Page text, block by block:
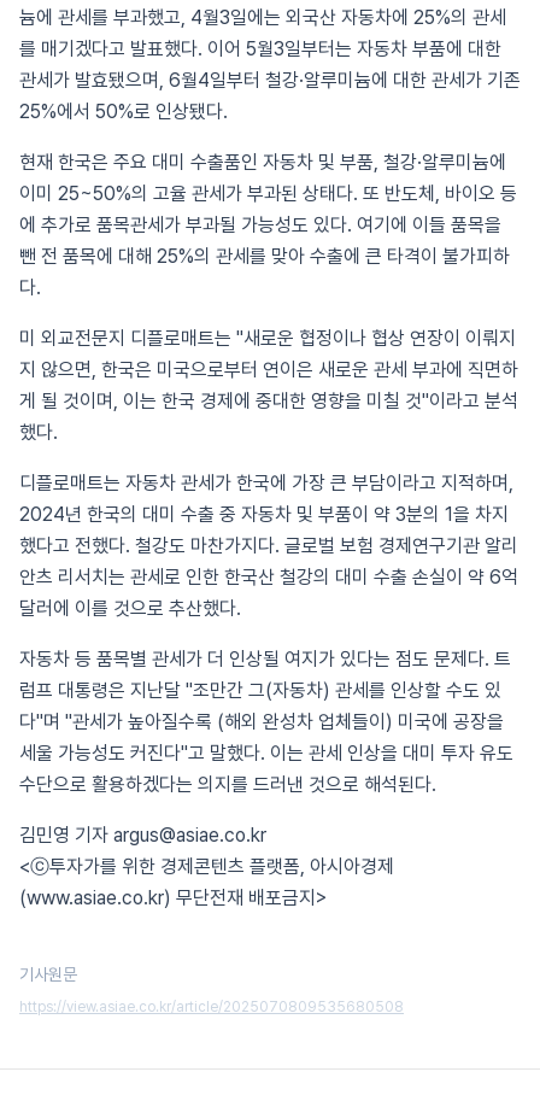
늄에 관세를 부과했고, 4월3일에는 외국산 자동차에 25%의 관세
를 매기겠다고 발표했다. 이어 5월3일부터는 자동차 부품에 대한
관세가 발효됐으며, 6월4일부터 철강·알루미늄에 대한 관세가 기존
25%에서 50%로 인상됐다.
현재 한국은 주요 대미 수출품인 자동차 및 부품, 철강·알루미늄에
이미 25~50%의 고율 관세가 부과된 상태다. 또 반도체, 바이오 등
에 추가로 품목관세가 부과될 가능성도 있다. 여기에 이들 품목을
뺀 전 품목에 대해 25%의 관세를 맞아 수출에 큰 타격이 불가피하
다.
미 외교전문지 디플로매트는 "새로운 협정이나 협상 연장이 이뤄지
지 않으면, 한국은 미국으로부터 연이은 새로운 관세 부과에 직면하
게 될 것이며, 이는 한국 경제에 중대한 영향을 미칠 것"이라고 분석
했다.
디플로매트는 자동차 관세가 한국에 가장 큰 부담이라고 지적하며,
2024년 한국의 대미 수출 중 자동차 및 부품이 약 3분의 1을 차지
했다고 전했다. 철강도 마찬가지다. 글로벌 보험 경제연구기관 알리
안츠 리서치는 관세로 인한 한국산 철강의 대미 수출 손실이 약 6억
달러에 이를 것으로 추산했다.
자동차 등 품목별 관세가 더 인상될 여지가 있다는 점도 문제다. 트
럼프 대통령은 지난달 "조만간 그(자동차) 관세를 인상할 수도 있
다"며 "관세가 높아질수록 (해외 완성차 업체들이) 미국에 공장을
세울 가능성도 커진다"고 말했다. 이는 관세 인상을 대미 투자 유도
수단으로 활용하겠다는 의지를 드러낸 것으로 해석된다.
김민영 기자 argus@asiae.co.kr
<ⓒ투자가를 위한 경제콘텐츠 플랫폼, 아시아경제
(www.asiae.co.kr) 무단전재 배포금지>
기사원문
https://view.asiae.co.kr/article/2025070809535680508